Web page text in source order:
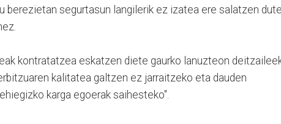
berezietan segurtasun langilerik ez izatea ere salatzen
kontratatzea eskatzen diete gaurko lanuzteon
kalitatea galtzen ez jarraitzeko eta dauden
karga egoerak saihesteko".